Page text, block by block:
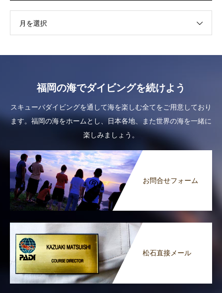
月を選択
福岡の海でダイビングを続けよう
スキューバダイビングを通して海を楽しむ全てをご用意しており
ます。福岡の海をホームとし、日本各地、また世界の海を一緒に
楽しみましょう。
お問合せフォーム
松石直接メール